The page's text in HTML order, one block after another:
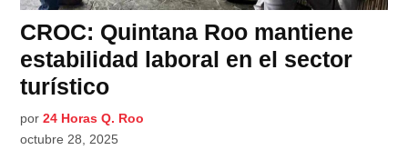
CROC: Quintana Roo mantiene
estabilidad laboral en el sector
turístico
por 24 Horas Q. Roo
octubre 28, 2025